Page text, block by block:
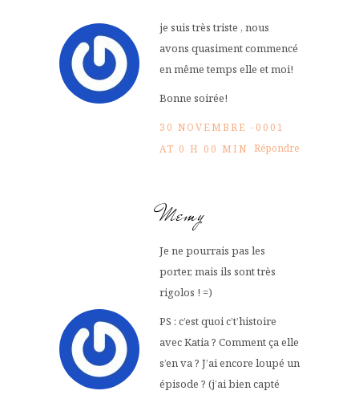
je suis très triste , nous
avons quasiment commencé
en même temps elle et moi!
Bonne soirée!
30 NOVEMBRE -0001
AT 0 H 00 MIN Répondre
Memy
Je ne pourrais pas les
porter, mais ils sont très
rigolos ! =)
PS : c’est quoi c’t’histoire
avec Katia ? Comment ça elle
s’en va ? J’ai encore loupé un
épisode ? (j’ai bien capté